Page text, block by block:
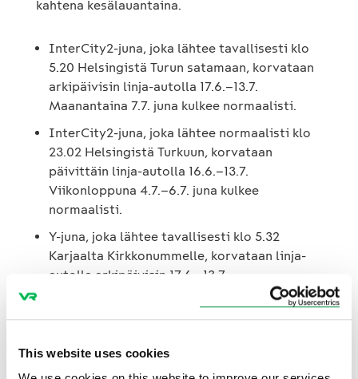
This website uses cookies
kahtena kesälauantaina.
InterCity2-juna, joka lähtee tavallisesti klo
5.20 Helsingistä Turun satamaan, korvataan
arkipäivisin linja-autolla 17.6.–13.7.
Maanantaina 7.7. juna kulkee normaalisti.
InterCity2-juna, joka lähtee normaalisti klo
23.02 Helsingistä Turkuun, korvataan
päivittäin linja-autolla 16.6.–13.7.
Viikonloppuna 4.7.–6.7. juna kulkee
normaalisti.
Y-juna, joka lähtee tavallisesti klo 5.32
Karjaalta Kirkkonummelle, korvataan linja-
autolla arkipäivisin 17.6.–13.7.
kaukoliikenteen junat Helsingin ja Karjaan
Karjaan välillä korvataan linja-autoilla.